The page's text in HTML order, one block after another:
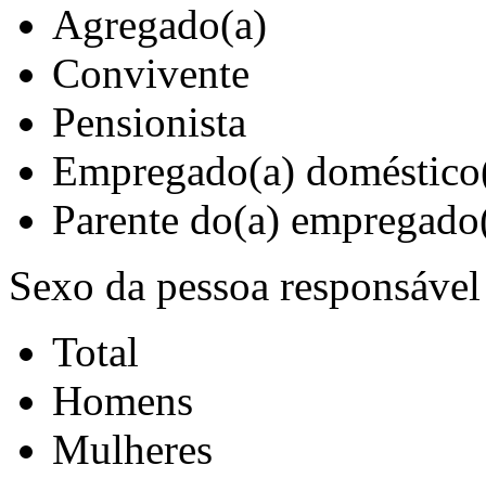
Agregado(a)
Convivente
Pensionista
Empregado(a)
Parente do(a)
Sexo da pessoa
Total
Homens
Mulheres